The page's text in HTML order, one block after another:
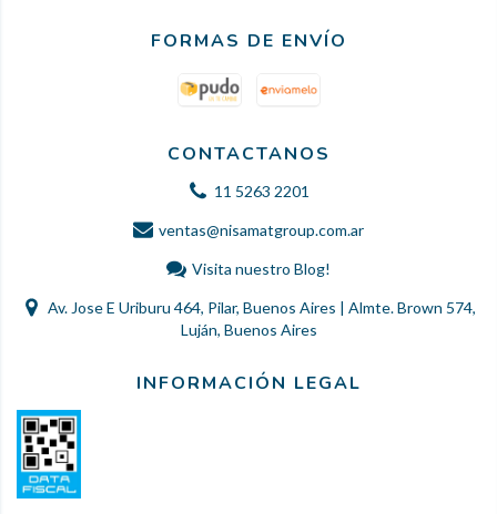
FORMAS DE ENVÍO
CONTACTANOS
11 5263 2201
ventas@nisamatgroup.com.ar
Visita nuestro Blog!
Av. Jose E Uriburu 464, Pilar, Buenos Aires | Almte. Brown 574,
Luján, Buenos Aires
INFORMACIÓN LEGAL